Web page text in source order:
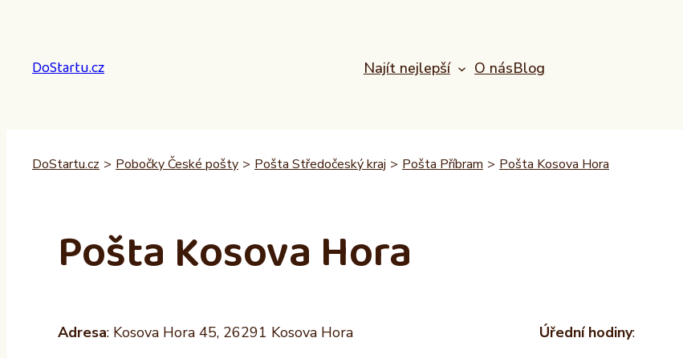
DoStartu.cz Najít nejlepší O násBlog
DoStartu.cz > Pobočky České pošty > Pošta Středočeský kraj > Pošta Příbram > Pošta Kosova Hora
Pošta Kosova Hora
Adresa: Kosova Hora 45, 26291 Kosova Hora
Úřední hodiny: